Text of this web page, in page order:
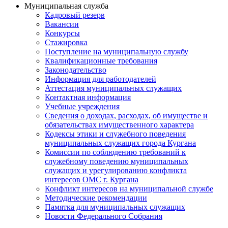
Муниципальная служба
Кадровый резерв
Вакансии
Конкурсы
Стажировка
Поступление на муниципальную службу
Квалификационные требования
Законодательство
Информация для работодателей
Аттестация муниципальных служащих
Контактная информация
Учебные учреждения
Сведения о доходах, расходах, об имуществе и
обязательствах имущественного характера
Кодексы этики и служебного поведения
муниципальных служащих города Кургана
Комиссии по соблюдению требований к
служебному поведению муниципальных
служащих и урегулированию конфликта
интересов ОМС г. Кургана
Конфликт интересов на муниципальной службе
Методические рекомендации
Памятка для муниципальных служащих
Новости Федерального Cобрания